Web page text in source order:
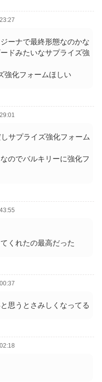
ーナで最終形態なのかな
ドみたいなサプライズ強
強化フォームほしい
サプライズ強化フォーム
のでバルキリーに強化フ
くれたの最高だった
思うとさみしくなってる